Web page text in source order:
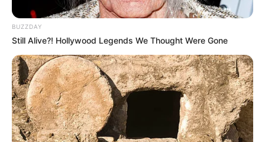
BUZZDAY
Still Alive?! Hollywood Legends We Thought Were Gone